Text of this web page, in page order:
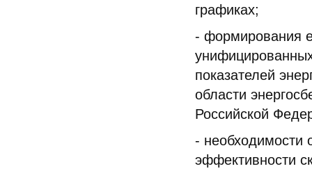
графиках;
- формирования
показателей
области
Российской
- необходимости
эффективности